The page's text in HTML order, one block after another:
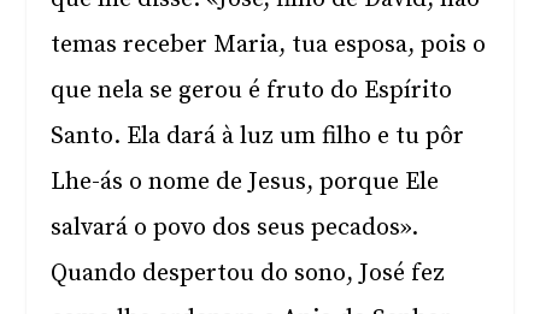
temas receber Maria, tua esposa, pois o
que nela se gerou é fruto do Espírito
Santo. Ela dará à luz um filho e tu pôr
Lhe-ás o nome de Jesus, porque Ele
salvará o povo dos seus pecados».
Quando despertou do sono, José fez